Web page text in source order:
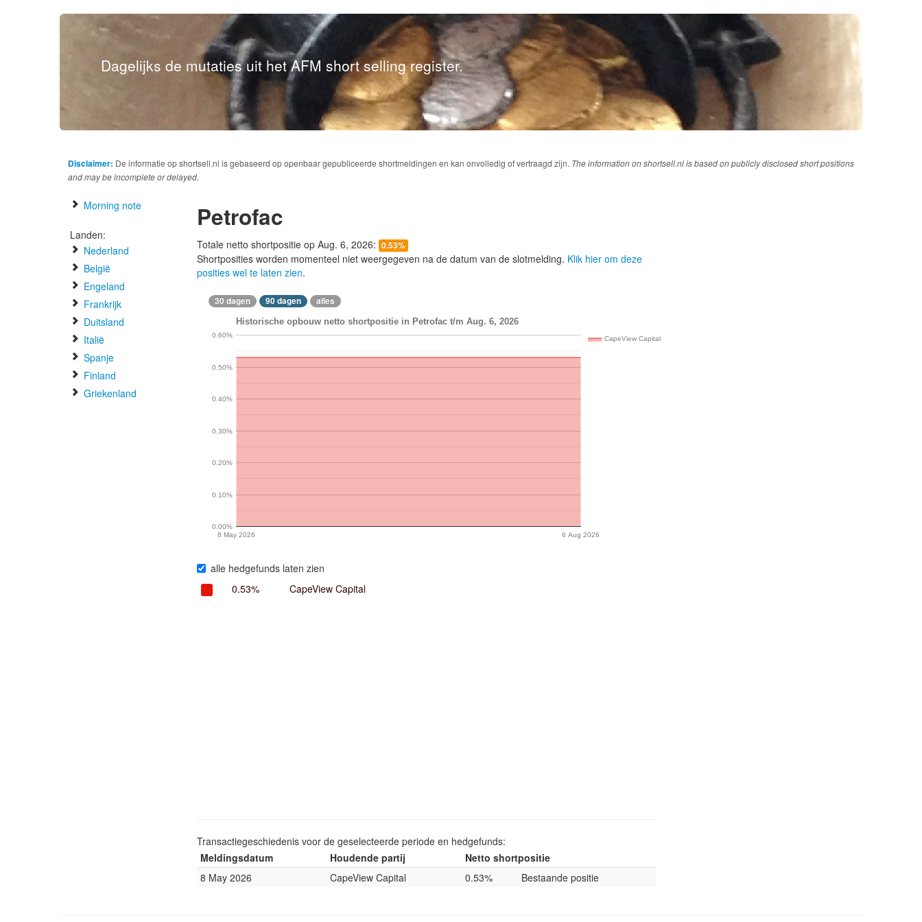
Dagelijks de mutaties uit het AFM short selling register.
Disclaimer: De informatie op shortsell.nl is gebaseerd op openbaar gepubliceerde shortmeldingen en kan onvolledig of vertraagd zijn. The information on shortsell.nl is based on publicly disclosed short positions
and may be incomplete or delayed.
Morning note
Landen:
Nederland
België
Engeland
Frankrijk
Duitsland
Italië
Spanje
Finland
Griekenland
Petrofac
Totale netto shortpositie op Aug. 6, 2026: 0.53%
Shortposities worden momenteel niet weergegeven na de datum van de slotmelding. Klik hier om deze
posities wel te laten zien.
30 dagen 90 dagen alles
Historische opbouw netto shortpositie in Petrofac t/m Aug. 6, 2026
CapeView Capital
8 May 2026 6 Aug 2026
0.00%
0.10%
0.20%
0.30%
0.40%
0.50%
0.60%
alle hedgefunds laten zien
0.53%
CapeView Capital
Transactiegeschiedenis voor de geselecteerde periode en hedgefunds:
Meldingsdatum
Houdende partij
Netto shortpositie
8 May 2026
CapeView Capital 0.53% Bestaande positie